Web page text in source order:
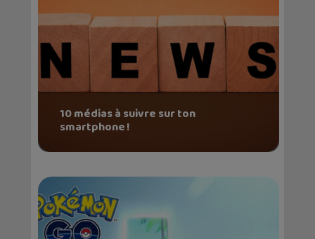
10 médias à suivre sur ton
smartphone !